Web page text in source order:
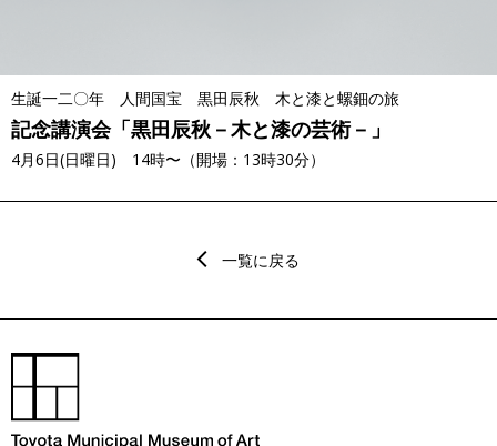
生誕一二〇年 人間国宝 黒田辰秋 木と漆と螺鈿の旅
記念講演会「黒田辰秋－木と漆の芸術－」
4月6日(日曜日) 14時〜（開場：13時30分）
一覧に戻る